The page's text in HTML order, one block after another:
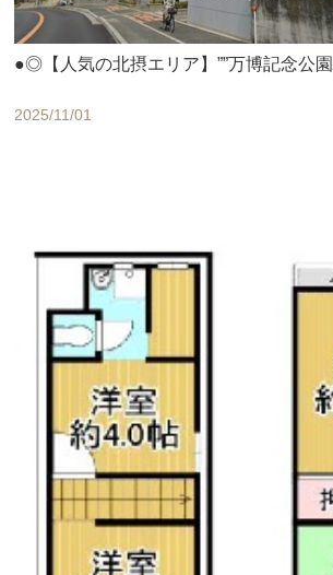
●◎【人気の北摂エリア】””万博記念公園
2025/11/01